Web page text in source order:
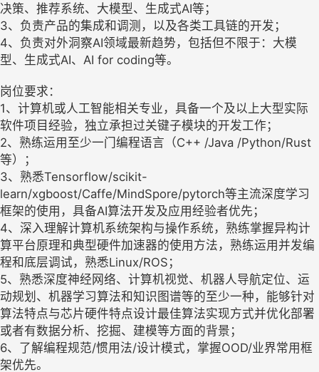
决策、推荐系统、大模型、生成式AI等；
3、负责产品的集成和调测，以及各类工具链的开发；
4、负责对外洞察AI领域最新趋势，包括但不限于：大模
型、生成式AI、AI for coding等。
岗位要求：
1、计算机或人工智能相关专业，具备一个及以上大型实际
软件项目经验，独立承担过关键子模块的开发工作；
2、熟练运用至少一门编程语言（C++ /Java /Python/Rust
等）；
3、熟悉Tensorflow/scikit-
learn/xgboost/Caffe/MindSpore/pytorch等主流深度学习
框架的使用，具备AI算法开发及应用经验者优先；
4、深入理解计算机系统架构与操作系统，熟练掌握异构计
算平台原理和典型硬件加速器的使用方法，熟练运用并发编
程和底层调试，熟悉Linux/ROS；
5、熟悉深度神经网络、计算机视觉、机器人导航定位、运
动规划、机器学习算法和知识图谱等的至少一种，能够针对
算法特点与芯片硬件特点设计最佳算法实现方式并优化部署
或者有数据分析、挖掘、建模等方面的背景；
6、了解编程规范/惯用法/设计模式，掌握OOD/业界常用框
架优先。